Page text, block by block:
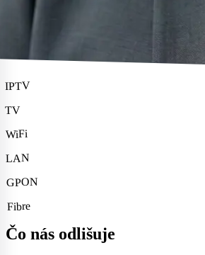
IPTV
TV
WiFi
LAN
GPON
Fibre
Čo nás odlišuje